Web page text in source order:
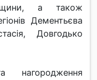
а також
Дементьєва
Довгодько
нагородження